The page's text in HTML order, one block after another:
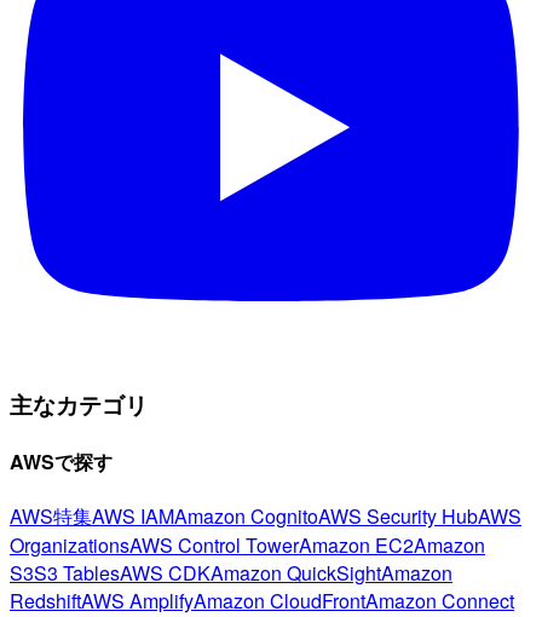
主なカテゴリ
AWSで探す
AWS特集AWS IAMAmazon CognitoAWS Security HubAWS
OrganizationsAWS Control TowerAmazon EC2Amazon
S3S3 TablesAWS CDKAmazon QuickSightAmazon
RedshiftAWS AmplifyAmazon CloudFrontAmazon Connect